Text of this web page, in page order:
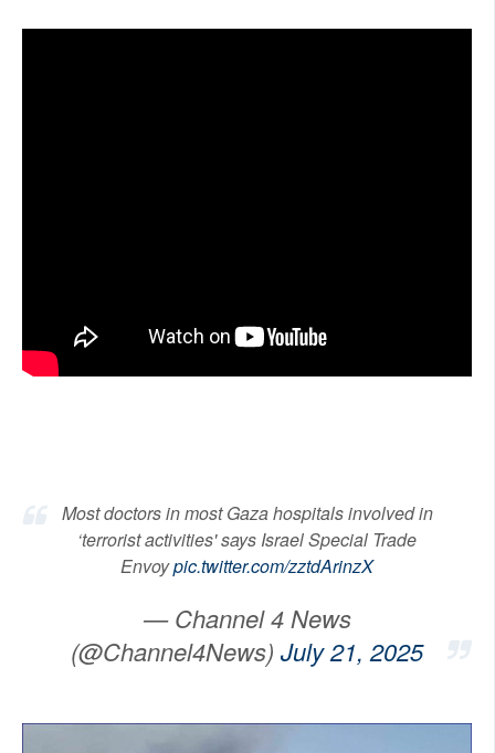
Most doctors in most Gaza hospitals involved in
‘terrorist activities' says Israel Special Trade
Envoypic.twitter.com/zztdArinzX
— Channel 4 News
(@Channel4News) July 21, 2025